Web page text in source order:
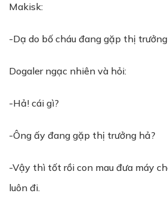
Makisk:
-Dạ do bố cháu đang gặp thị
Dogaler ngạc nhiên và hỏi:
-Hả! cái gì?
-Ông ấy đang gặp thị trưởng hả?
-Vậy thì tốt rồi con mau đưa máy
luôn đi.